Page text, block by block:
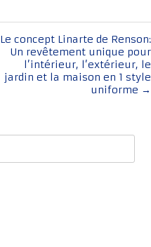
Le concept Linarte de Renson:
Un revêtement unique pour
l’intérieur, l’extérieur, le
jardin et la maison en 1 style
uniforme →